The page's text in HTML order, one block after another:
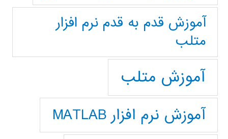
آموزش قدم به قدم نرم افزار
متلب
آموزش متلب
آموزش نرم افزار MATLAB